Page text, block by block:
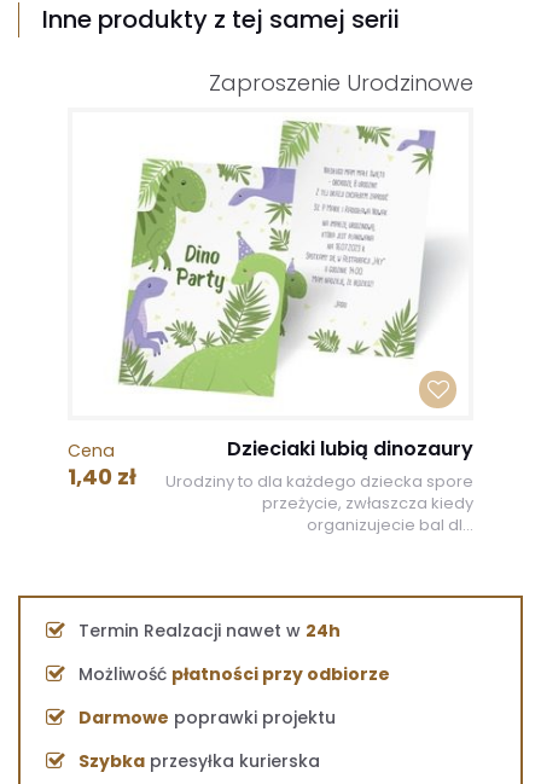
Inne produkty z tej samej serii
Zaproszenie Urodzinowe
Cena
1,40 zł
Dzieciaki lubią dinozaury
Urodziny to dla każdego dziecka spore
przeżycie, zwłaszcza kiedy
organizujecie bal dl...
Termin Realzacji nawet w 24h
Możliwość płatności przy odbiorze
Darmowe poprawki projektu
Szybka przesyłka kurierska